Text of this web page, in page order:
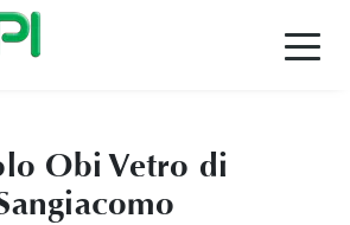
Obi Vetro di